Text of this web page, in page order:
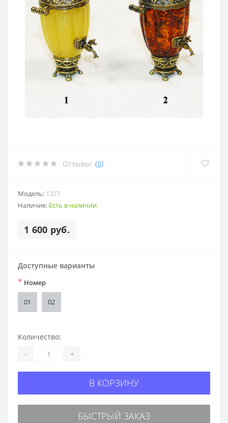
Отзывы: (0)
Модель: 1327
Наличие: Есть в наличии
1 600 руб.
Доступные варианты
* Номер
01 02
Количество:
- +
В КОРЗИНУ
БЫСТРЫЙ ЗАКАЗ